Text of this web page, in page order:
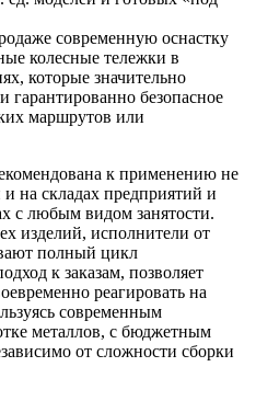
современную оснастку
колесные тележки в
которые значительно
гарантированно безопасное
маршрутов или
к применению не
на складах предприятий и
с любым видом занятости.
изделий, исполнители от
полный цикл
к заказам, позволяет
реагировать на
современным
металлов, с бюджетным
от сложности сборки